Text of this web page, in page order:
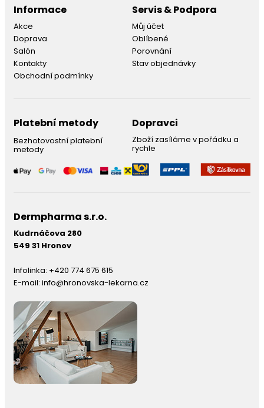
Informace
Akce
Doprava
Salón
Kontakty
Obchodní podmínky
Servis & Podpora
Můj účet
Oblíbené
Porovnání
Stav objednávky
Platební metody
Bezhotovostní platební
metody
Dopravci
Zboží zasíláme v pořádku a
rychle
Dermpharma s.r.o.
Kudrnáčova 280
549 31 Hronov
Infolinka: +420 774 675 615
E-mail: info@hronovska-lekarna.cz